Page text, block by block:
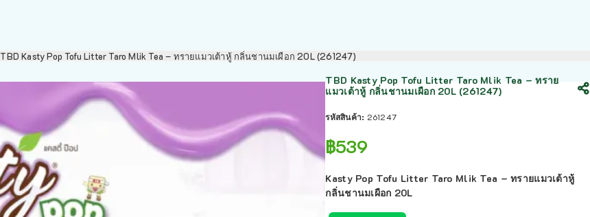
TBD Kasty Pop Tofu Litter Taro Mlik Tea – ทรายแมวเต้าหู้ กลิ่นชานมเผือก 20L (261247)
TBD Kasty Pop Tofu Litter Taro Mlik Tea – ทราย
แมวเต้าหู้ กลิ่นชานมเผือก 20L (261247)
รหัสสินค้า: 261247
฿539
Kasty Pop Tofu Litter Taro Mlik Tea – ทรายแมวเต้าหู้
กลิ่นชานมเผือก 20L